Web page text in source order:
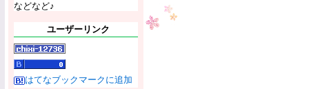
などなど♪
ユーザーリンク
はてなブックマークに追加